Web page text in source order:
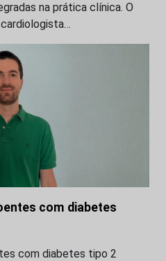
na prática clínica. O
com diabetes
com diabetes tipo 2